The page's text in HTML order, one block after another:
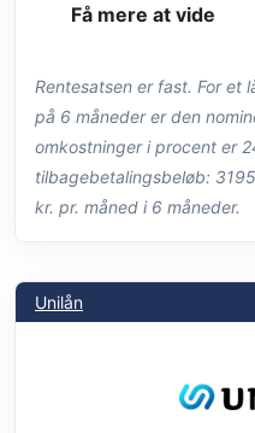
Få mere at vide
Rentesatsen er fast. For et
på 6 måneder er den
omkostninger i procent er
tilbagebetalingsbeløb:
kr. pr. måned i 6 måneder.
Unilån